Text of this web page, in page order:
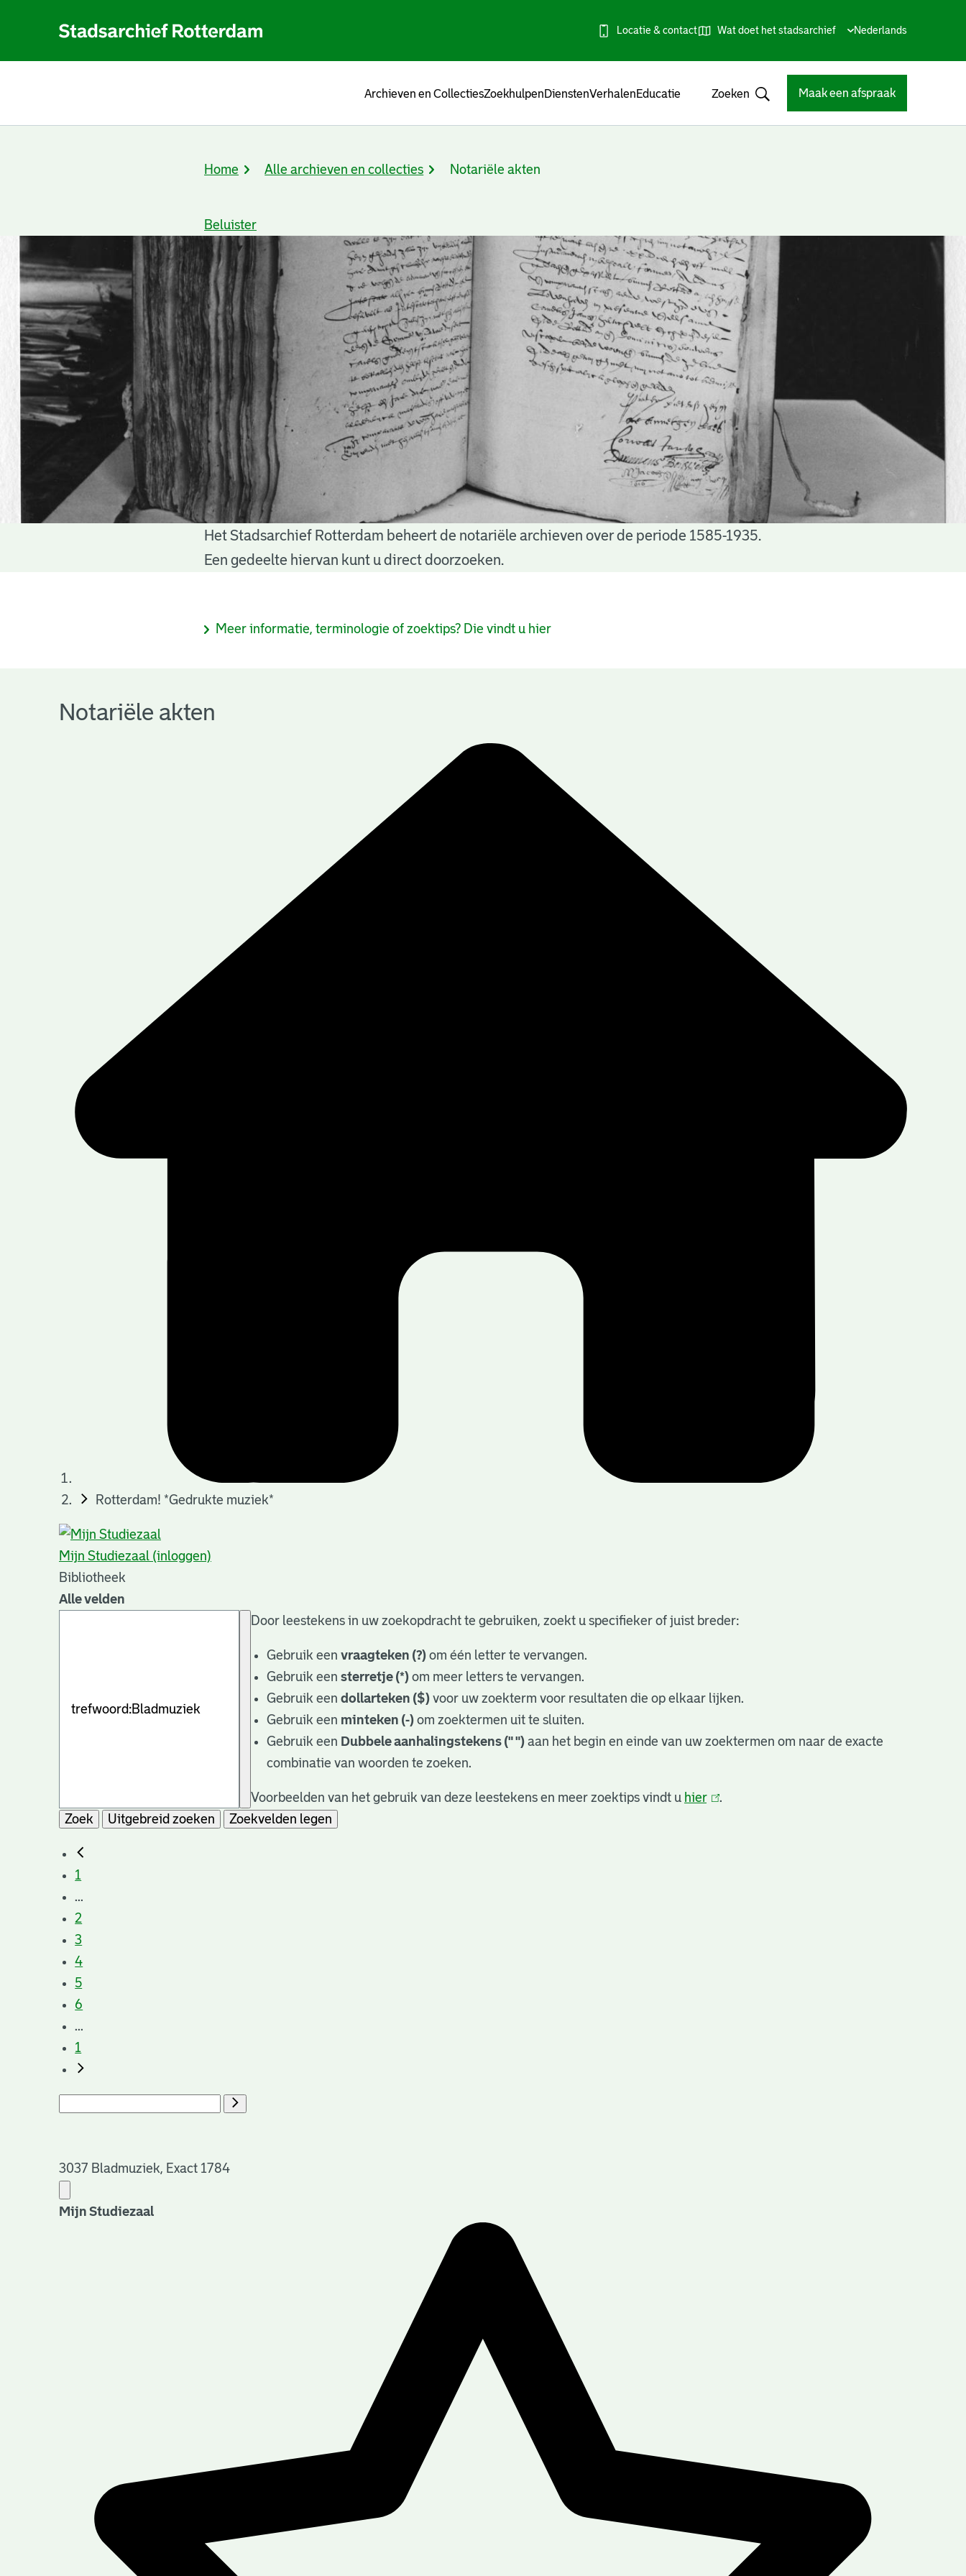
Locatie & contact Wat doet het stadsarchief
Huidige
Nederlands
Archieven en CollectiesZoekhulpenDienstenVerhalenEducatie Zoeken Maak een afspraak
Kruimelpad
Home Alle archieven en collecties Notariële akten
Beluister
Het Stadsarchief Rotterdam beheert de notariële archieven over de periode 1585-1935.
Een gedeelte hiervan kunt u direct doorzoeken.
Informatiepagina's
archieven
Meer informatie, terminologie of zoektips? Die vindt u hier
Notariële akten
Rotterdam! *Gedrukte muziek*
Mijn Studiezaal (inloggen)
Bibliotheek
Alle velden
Door leestekens in uw zoekopdracht te gebruiken, zoekt u specifieker of juist breder:
Gebruik eenvraagteken (?) om één letter te vervangen.
Gebruik eensterretje (*) om meer letters te vervangen.
Gebruik eendollarteken ($) voor uw zoekterm voor resultaten die op elkaar lijken.
Gebruik een minteken (-) om zoektermen uit te sluiten.
Gebruik een Dubbele aanhalingstekens (" ") aan het begin en einde van uw zoektermen om naar de exacte
combinatie van woorden te zoeken.
Voorbeelden van het gebruik van deze leestekens en meer zoektips vindt u hier(link
.
Zoek
Uitgebreid zoeken Zoekvelden legen
1
...
2
3
4
5
6
...
1
3037 Bladmuziek, Exact 1784
Mijn Studiezaal